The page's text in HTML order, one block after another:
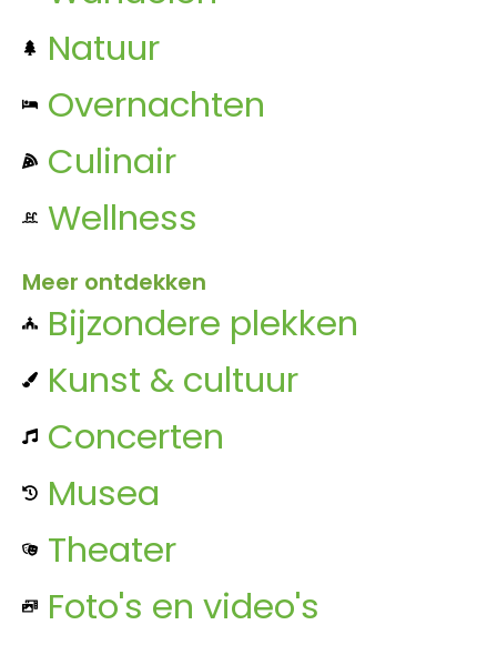
Natuur
Overnachten
Culinair
Wellness
Meer ontdekken
Bijzondere plekken
Kunst & cultuur
Concerten
Musea
Theater
Foto's en video's